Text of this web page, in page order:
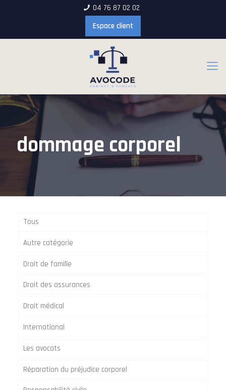
04 76 87 02 02
Espace client
dommage corporel
Tous
Autre catégorie
Droit de famille
Droit des assurances
Droit médical
International
Les avocats
Réparation du préjudice corporel